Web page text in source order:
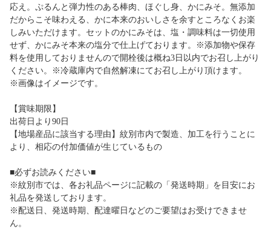
応え。ぷるんと弾力性のある棒肉、ほぐし身、かにみそ。無添加
だからこそ味わえる、かに本来のおいしさを余すところなくお楽
しみいただけます。セットのかにみそは、塩・調味料は一切使用
せず、かにみそ本来の塩分で仕上げております。※添加物や保存
料を使用しておりませんので開栓後は概ね3日以内でお召し上がり
ください。※冷蔵庫内で自然解凍にてお召し上がり頂けます。
※画像はイメージです。
【賞味期限】
出荷日より90日
【地場産品に該当する理由】紋別市内で製造、加工を行うことに
より、相応の付加価値が生じているもの
■必ずお読みください■
※紋別市では、各お礼品ページに記載の「発送時期」を目安にお
礼品を発送しております。
※配送日、発送時期、配達曜日などのご要望はお受けできませ
ん。